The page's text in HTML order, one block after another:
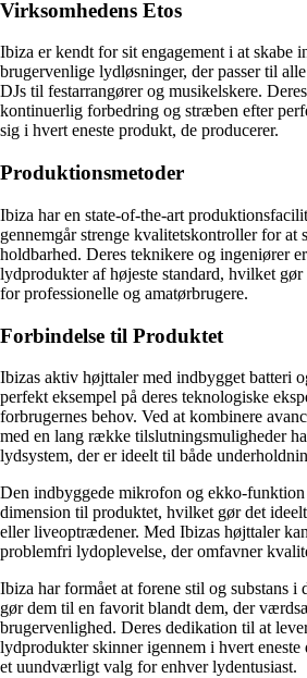
Virksomhedens Etos
Ibiza er kendt for sit engagement i at skabe
brugervenlige lydløsninger, der passer til
DJs til festarrangører og musikelskere.
kontinuerlig forbedring og stræben efter
sig i hvert eneste produkt, de producerer.
Produktionsmetoder
Ibiza har en state-of-the-art
gennemgår strenge kvalitetskontroller for at
holdbarhed. Deres teknikere og ingeniører
lydprodukter af højeste standard, hvilket
for professionelle og amatørbrugere.
Forbindelse til Produktet
Ibizas aktiv højttaler med indbygget batteri
perfekt eksempel på deres teknologiske
forbrugernes behov. Ved at kombinere
med en lang række tilslutningsmuligheder
lydsystem, der er ideelt til både
Den indbyggede mikrofon og ekko-
dimension til produktet, hvilket gør det
eller liveoptrædener. Med Ibizas højttaler
problemfri lydoplevelse, der omfavner
Ibiza har formået at forene stil og substans i
gør dem til en favorit blandt dem, der
brugervenlighed. Deres dedikation til at
lydprodukter skinner igennem i hvert
et uundværligt valg for enhver lydentusiast.